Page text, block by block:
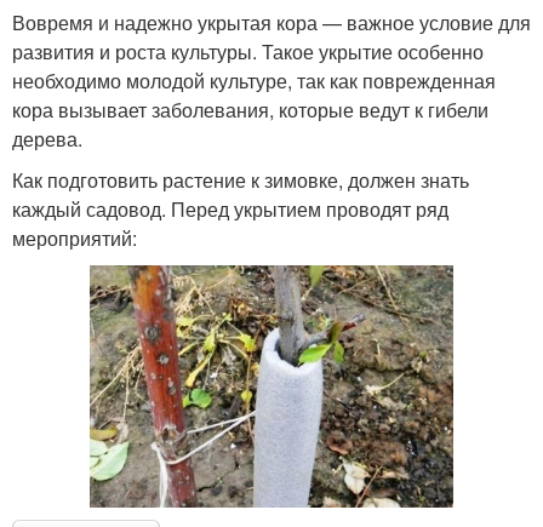
Вовремя и надежно укрытая кора — важное условие для
развития и роста культуры. Такое укрытие особенно
необходимо молодой культуре, так как поврежденная
кора вызывает заболевания, которые ведут к гибели
дерева.
Как подготовить растение к зимовке, должен знать
каждый садовод. Перед укрытием проводят ряд
мероприятий: